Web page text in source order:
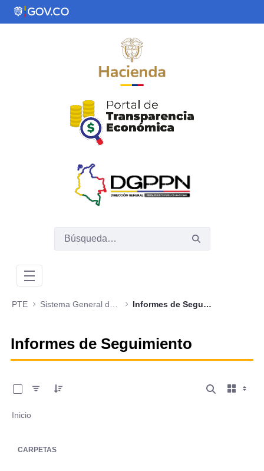
Saltar al contenido principal
PTE Informes de Seguimiento
Informes de Seguimiento
Inicio
CARPETAS